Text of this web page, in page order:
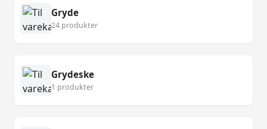
Gryde
24 produkter
Grydeske
1 produkter